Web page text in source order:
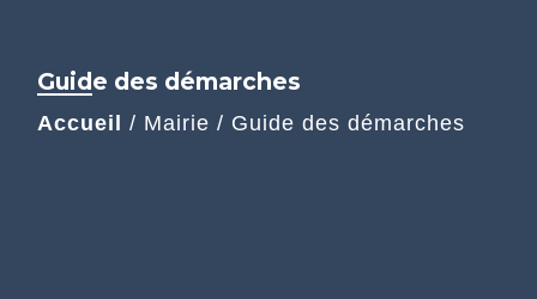
Guide des démarches
Accueil / Mairie / Guide des démarches